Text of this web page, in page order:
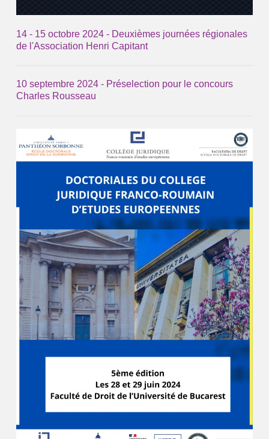
14 - 15 octobre 2024 - Deuxièmes journées régionales
de l'Association Henri Capitant
10 septembre 2024 - Préselection pour le concours
Charles Rousseau